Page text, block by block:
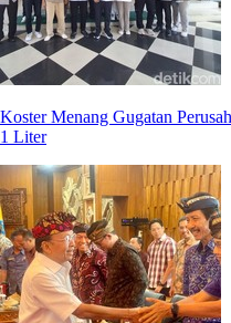
Koster Menang Gugatan
1 Liter